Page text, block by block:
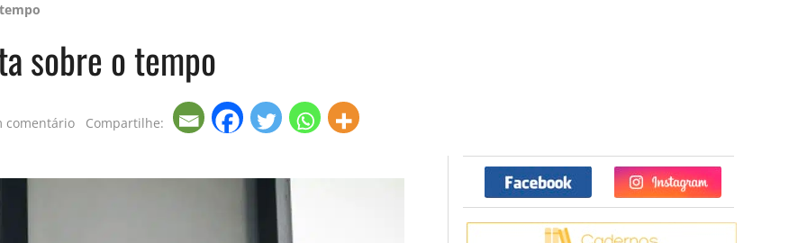
sobre o tempo
comentário Compartilhe:
Facebook Twitter